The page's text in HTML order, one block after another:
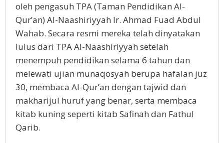
oleh pengasuh TPA (Taman Pendidikan Al-
Qur’an) Al-Naashiriyyah Ir. Ahmad Fuad Abdul
Wahab. Secara resmi mereka telah dinyatakan
lulus dari TPA Al-Naashiriyyah setelah
menempuh pendidikan selama 6 tahun dan
melewati ujian munaqosyah berupa hafalan juz
30, membaca Al-Qur’an dengan tajwid dan
makharijul huruf yang benar, serta membaca
kitab kuning seperti kitab Safinah dan Fathul
Qarib.